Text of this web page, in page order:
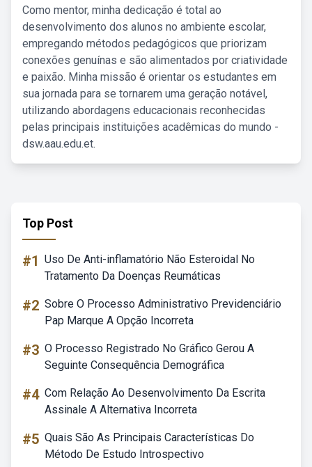
Como mentor, minha dedicação é total ao
desenvolvimento dos alunos no ambiente escolar,
empregando métodos pedagógicos que priorizam
conexões genuínas e são alimentados por criatividade
e paixão. Minha missão é orientar os estudantes em
sua jornada para se tornarem uma geração notável,
utilizando abordagens educacionais reconhecidas
pelas principais instituições acadêmicas do mundo -
dsw.aau.edu.et.
Top Post
#1 Uso De Anti-inflamatório Não Esteroidal No
Tratamento Da Doenças Reumáticas
#2 Sobre O Processo Administrativo Previdenciário
Pap Marque A Opção Incorreta
#3 O Processo Registrado No Gráfico Gerou A
Seguinte Consequência Demográfica
#4 Com Relação Ao Desenvolvimento Da Escrita
Assinale A Alternativa Incorreta
#5 Quais São As Principais Características Do
Método De Estudo Introspectivo